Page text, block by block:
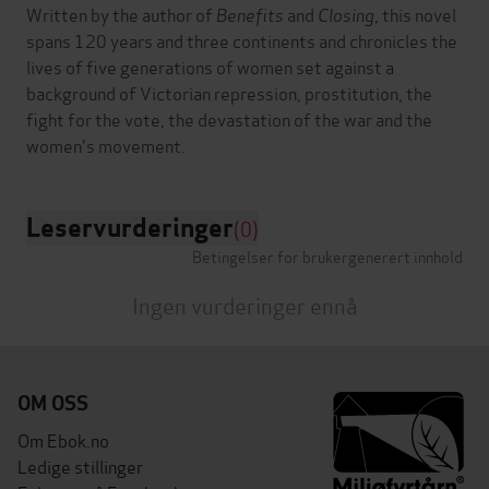
Written by the author of Benefits and Closing , this novel
spans 120 years and three continents and chronicles the
lives of five generations of women set against a
background of Victorian repression, prostitution, the
fight for the vote, the devastation of the war and the
Leservurderinger(0)
Betingelser for brukergenerert innhold
Ingen vurderinger ennå
OM OSS
Om Ebok.no
Ledige stillinger